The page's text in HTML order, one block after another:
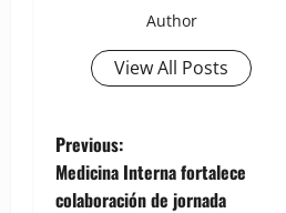
Author
View All Posts
P
o
Previous:
Medicina Interna fortalece
colaboración de jornada